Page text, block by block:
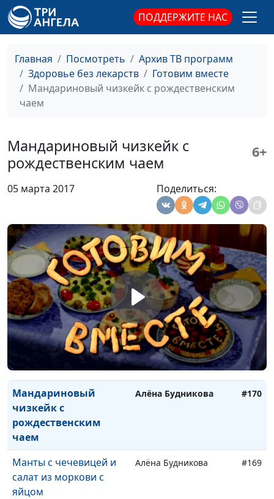
ПОДДЕРЖИТЕ НАС
Главная Посмотреть
Архив ТВ программ
Здоровье без лекарств
Готовим вместе
Мандариновый чизкейк с рождественским
чаем
Мандариновый чизкейк с
рождественским чаем
6+
05 марта 2017 Поделиться:
смузи с бананом и
сырники в кунжуте
каннеллони с
творогом и вишней
Планирование
творога
Полезные десерты
Полезные жиры Ангелина Дубровина #176
Рецепты блюд из
фруктов
Ангелина Дубровина #175
Рецепты блюд из
овощей
Ангелина Дубровина #174
Продукты, богатые
белком
Ангелина Дубровина #173
Зерновые Ангелина Дубровина #172
Хлебопечение Ангелина Дубровина #171
Мандариновый
чизкейк с
рождественским
чаем
Алёна Будникова #170
Манты с чечевицей и
салат из моркови с
яйцом
Алёна Будникова #169